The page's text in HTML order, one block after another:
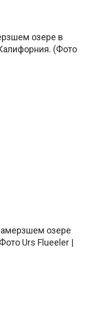
озере в
(Фото
озере
Urs Flueeler |